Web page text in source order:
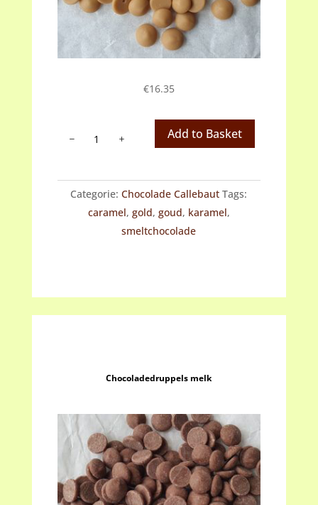
€16.35
Add to Basket
Categorie: Chocolade Callebaut Tags:
caramel, gold, goud, karamel,
smeltchocolade
Chocoladedruppels melk